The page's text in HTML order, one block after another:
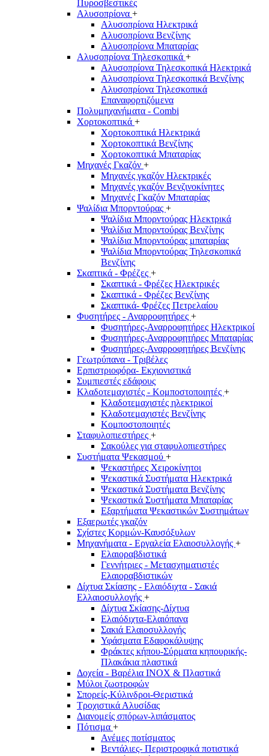
Πυροσβεστικές
Αλυσοπρίονα +
Αλυσοπρίονα Ηλεκτρικά
Αλυσοπρίονα Βενζίνης
Αλυσοπρίονα Μπαταρίας
Αλυσοπρίονα Τηλεσκοπικά +
Αλυσοπρίονα Τηλεσκοπικά Ηλεκτρικά
Αλυσοπρίονα Τηλεσκοπικά Βενζίνης
Αλυσοπρίονα Τηλεσκοπικά
Επαναφορτιζόμενα
Πολυμηχανήματα - Combi
Χορτοκοπτικά +
Χορτοκοπτικά Ηλεκτρικά
Χορτοκοπτικά Βενζίνης
Χορτοκοπτικά Μπαταρίας
Μηχανές Γκαζόν +
Μηχανές γκαζόν Ηλεκτρικές
Μηχανές γκαζόν Βενζινοκίνητες
Μηχανές Γκαζόν Μπαταρίας
Ψαλίδια Μπορντούρας +
Ψαλίδια Μπορντούρας Hλεκτρικά
Ψαλίδια Μπορντούρας Βενζίνης
Ψαλίδια Μπορντούρας μπαταρίας
Ψαλίδια Μπορντούρας Τηλεσκοπικά
Βενζίνης
Σκαπτικά - Φρέζες +
Σκαπτικά - Φρέζες Ηλεκτρικές
Σκαπτικά - Φρέζες Βενζίνης
Σκαπτικά- Φρέζες Πετρελαίου
Φυσητήρες - Αναρροφητήρες +
Φυσητήρες-Αναρροφητήρες Ηλεκτρικοί
Φυσητήρες-Αναρροφητήρες Μπαταρίας
Φυσητήρες-Αναρροφητήρες Βενζίνης
Γεωτρύπανα - Τριβέλες
Ερπιστριοφόρα- Εκχιονιστικά
Συμπιεστές εδάφους
Κλαδοτεμαχιστές - Κομποστοποιητές +
Κλαδοτεμαχιστές ηλεκτρικοί
Κλαδοτεμαχιστές Βενζίνης
Κομποστοποιητές
Σταφυλοπιεστήρες +
Σακούλες για σταφυλοπιεστήρες
Συστήματα Ψεκασμού +
Ψεκαστήρες Χειροκίνητοι
Ψεκαστικά Συστήματα Ηλεκτρικά
Ψεκαστικά Συστήματα Βενζίνης
Ψεκαστικά Συστήματα Μπαταρίας
Εξαρτήματα Ψεκαστικών Συστημάτων
Εξαερωτές γκαζόν
Σχίστες Κορμών-Καυσόξυλων
Μηχανήματα - Εργαλεία Ελαιοσυλλογής +
Ελαιοραβδιστικά
Γεννήτριες - Μετασχηματιστές
Ελαιοραβδιστικών
Δίχτυα Σκίασης - Ελαιόδιχτα - Σακιά
Ελλαιοσυλλογής +
Δίχτυα Σκίασης-Δίχτυα
Ελαιόδιχτα-Ελαιόπανα
Σακιά Ελαιοσυλλογής
Υφάσματα Εδαφοκάλυψης
Φράκτες κήπου-Σύρματα κηπουρικής-
Πλακάκια πλαστικά
Δοχεία - Βαρέλια INOX & Πλαστικά
Μύλοι ζωοτροφών
Σπορείς-Κύλινδροι-Θεριστικά
Τροχιστικά Αλυσίδας
Διανομείς σπόρων-λιπάσματος
Πότισμα +
Ανέμες ποτίσματος
Βεντάλιες- Περιστροφικά ποτιστικά